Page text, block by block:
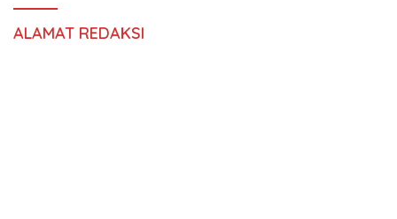
ALAMAT REDAKSI